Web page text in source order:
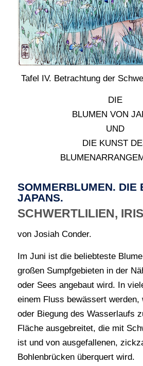
Tafel IV. Betrachtung der
DIE
BLUMEN VON
UND
DIE KUNST
SOMMERBLUMEN. DIE
JAPANS.
SCHWERTLILIEN, IRIS
von Josiah Conder.
Im Juni ist die beliebteste
großen Sumpfgebieten in der
oder Sees angebaut wird. In
einem Fluss bewässert werden,
oder Biegung des Wasserlaufs
Fläche ausgebreitet, die mit
ist und von ausgefallenen,
Bohlenbrücken überquert wird.